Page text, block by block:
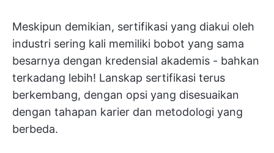
Meskipun demikian, sertifikasi yang diakui oleh
industri sering kali memiliki bobot yang sama
besarnya dengan kredensial akademis - bahkan
terkadang lebih! Lanskap sertifikasi terus
berkembang, dengan opsi yang disesuaikan
dengan tahapan karier dan metodologi yang
berbeda.